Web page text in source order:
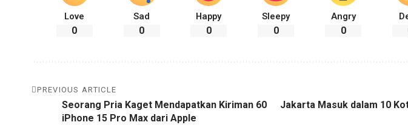
Love
0
Sad
0
Happy
0
Sleepy
0
Angry
0
PREVIOUS ARTICLE
Seorang Pria Kaget Mendapatkan Kiriman 60
iPhone 15 Pro Max dari Apple
Jakarta Masuk dalam 10